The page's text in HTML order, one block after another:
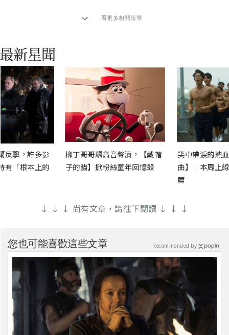
看更多相關報導
反擊，許多影
有「根本上的
柳丁哥哥飆高音聲演，【戴帽
子的貓】掀粉絲童年回憶殺
笑中帶淚的熱
曲】｜本周上
薦
↓ ↓ ↓ 尚有文章，請往下閱讀 ↓ ↓ ↓
您也可能喜歡這些文章 Recommended by